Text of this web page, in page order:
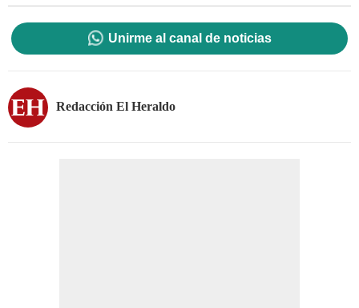
Unirme al canal de noticias
Redacción El Heraldo